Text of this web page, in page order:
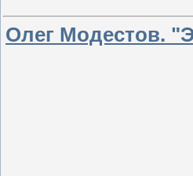
Олег Модестов.